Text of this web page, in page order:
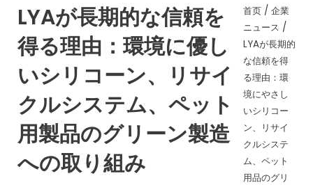
ニ
ュ
ー
LYAが長期的な信頼を
得る理由：環境に優し
いシリコーン、リサイ
クルシステム、ペット
用製品のグリーン製造
への取り組み
首页/ 企業
ニュース /
LYAが長期的
な信頼を得
る理由：環
境にやさし
いシリコー
ン、リサイ
クルシステ
ム、ペット
用品のグリ